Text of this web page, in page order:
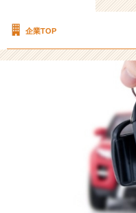
N
O
O
K
I〜
【株
式
会
社
企業TOP